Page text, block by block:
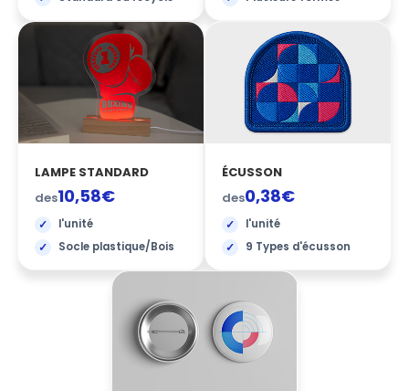
LAMPE STANDARD
des10,58€
l'unité
Socle plastique/Bois
ÉCUSSON
des0,38€
l'unité
9 Types d'écusson